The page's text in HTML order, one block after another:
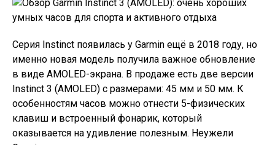
Серия Instinct появилась у Garmin ещё в 2018 году, но
именно новая модель получила важное обновление
в виде AMOLED-экрана. В продаже есть две версии
Instinct 3 (AMOLED) с размерами: 45 мм и 50 мм. К
особенностям часов можно отнести 5-физических
клавиш и встроенный фонарик, который
оказывается на удивление полезным. Неужели